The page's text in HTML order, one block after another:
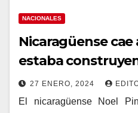
NACIONALES
Nicaragüense
estaba
27 ENERO, 2024
El nicaragüense Noel